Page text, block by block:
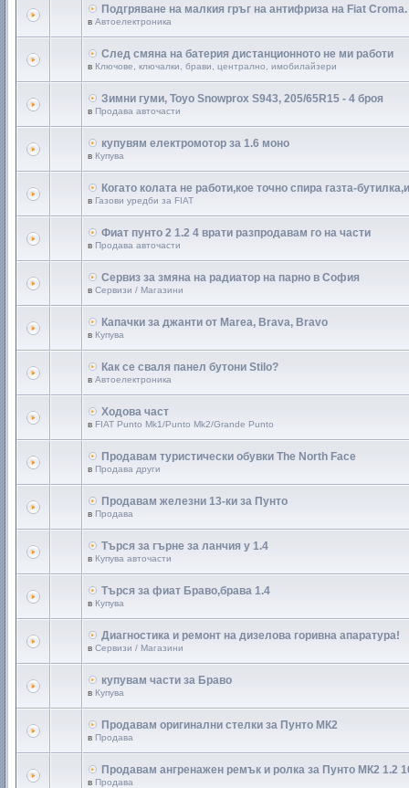
Подгряване на малкия гръг на антифриза на Fiat Croma.
в Автоелектроника
След смяна на батерия дистанционното не ми работи
в Ключове, ключалки, брави, централно, имобилайзери
Зимни гуми, Toyo Snowprox S943, 205/65R15 - 4 броя
в Продава авточасти
купувям електромотор за 1.6 моно
в Купува
Когато колата не работи,кое точно спира газта-
в Газови уредби за FIAT
Фиат пунто 2 1.2 4 врати разпродавам го на части
в Продава авточасти
Сервиз за змяна на радиатор на парно в София
в Сервизи / Магазини
Капачки за джанти от Marea, Brava, Bravo
в Купува
Как се сваля панел бутони Stilo?
в Автоелектроника
Ходова част
в FIAT Punto Mk1/Punto Mk2/Grande Punto
Продавам туристически обувки The North Face
в Продава други
Продавам железни 13-ки за Пунто
в Продава
Търся за гърне за ланчия y 1.4
в Купува авточасти
Търся за фиат Браво,брава 1.4
в Купува
Диагностика и ремонт на дизелова горивна апаратура!
в Сервизи / Магазини
купувам части за Браво
в Купува
Продавам оригинални стелки за Пунто МК2
в Продава
Продавам ангренажен ремък и ролка за Пунто МК2 1.2
в Продава